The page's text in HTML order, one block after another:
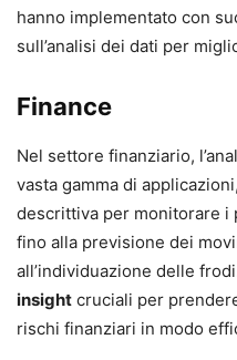
hanno implementato con
sull’analisi dei dati per
Finance
Nel settore finanziario,
vasta gamma di
descrittiva per monitorare i
fino alla previsione dei
all’individuazione delle
insight cruciali per
rischi finanziari in modo